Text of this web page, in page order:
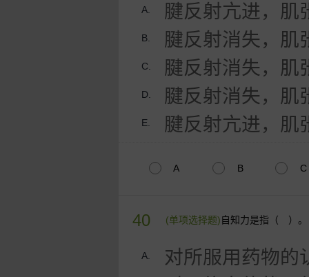
A. 腱反射亢进，
B. 腱反射消失，肌
C. 腱反射消失，肌
D. 腱反射消失，
E. 腱反射亢进，肌
A B C
40 (单项选择题)自知力是指（ ）。
A.
对所服用药物的